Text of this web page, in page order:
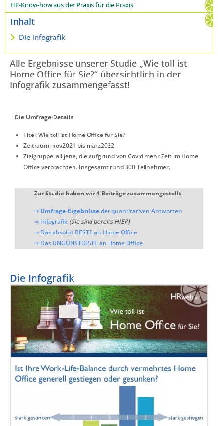
HR-Know-how aus der Praxis für die Praxis
Inhalt
Die Infografik
Alle Ergebnisse unserer Studie „Wie toll ist
Home Office für Sie?“ übersichtlich in der
Infografik zusammengefasst!
Die Umfrage-Details
Titel: Wie toll ist Home Office für Sie?
Zeitraum: nov2021 bis märz2022
Zielgruppe: all jene, die aufgrund von Covid mehr Zeit im Home
Office verbrachten. Insgesamt rund 300 Teilnehmer.
Zur Studie haben wir 4 Beiträge zusammengestellt
⇒ Umfrage-Ergebnisseder quantitativen Antworten
⇒ Infografik (Sie sind bereits HIER)
⇒ Das absolut BESTE an Home Office
⇒ Das UNGÜNSTIGSTE an Home Office
Die Infografik